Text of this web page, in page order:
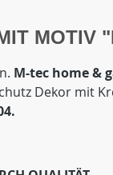
MOTIV
M-tec home &
Dekor mit